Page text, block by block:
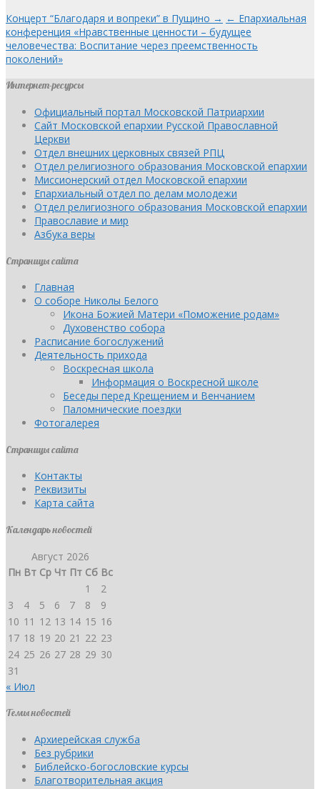
Концерт “Благодаря и вопреки” в Пущино → ← Епархиальная
конференция «Нравственные ценности – будущее
человечества: Воспитание через преемственность
поколений»
Интернет-ресурсы
Официальный портал Московской Патриархии
Сайт Московской епархии Русской Православной
Церкви
Отдел внешних церковных связей РПЦ
Отдел религиозного образования Московской епархии
Миссионерский отдел Московской епархии
Епархиальный отдел по делам молодежи
Отдел религиозного образования Московской епархии
Православие и мир
Азбука веры
Страницы сайта
Главная
О соборе Николы Белого
Икона Божией Матери «Поможение родам»
Духовенство собора
Расписание богослужений
Деятельность прихода
Воскресная школа
Информация о Воскресной школе
Беседы перед Крещением и Венчанием
Паломнические поездки
Фотогалерея
Страницы сайта
Контакты
Реквизиты
Карта сайта
Календарь новостей
Август 2026
Пн Вт Ср Чт Пт Сб Вс
1
2
3
4 5 6 7 8
9
10 11 12 13 14 15 16
17 18 19 20 21 22 23
24 25 26 27 28 29 30
31
« Июл
Темы новостей
Архиерейская служба
Без рубрики
Библейско-богословские курсы
Благотворительная акция